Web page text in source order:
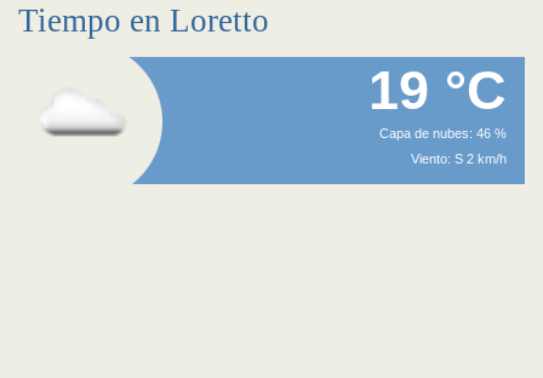
Tiempo en Loretto
19 °C
Capa de nubes: 46 %
Viento: S 2 km/h